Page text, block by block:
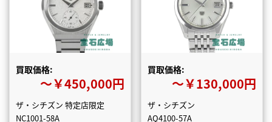
買取価格:
〜￥450,000円
ザ・シチズン 特定店限定
NC1001-58A
買取価格:
〜￥130,000円
ザ・シチズン
AQ4100-57A